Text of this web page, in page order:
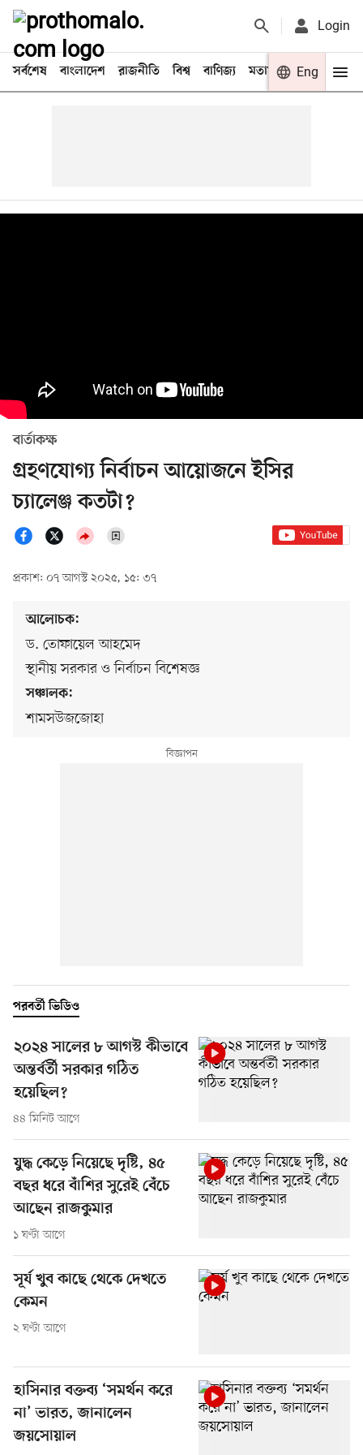
Login
সর্বশেষ বাংলাদেশ রাজনীতি বিশ্ব বাণিজ্য মতামত খেলা
Eng
বার্তাকক্ষ
গ্রহণযোগ্য নির্বাচন আয়োজনে ইসির
চ্যালেঞ্জ কতটা?
প্রকাশ: ০৭ আগস্ট ২০২৫, ১৫: ৩৭
আলোচক:
ড. তোফায়েল আহমেদ
স্থানীয় সরকার ও নির্বাচন বিশেষজ্ঞ
সঞ্চালক:
শামসউজজোহা
পরবর্তী ভিডিও
২০২৪ সালের ৮ আগস্ট কীভাবে
অন্তর্বর্তী সরকার গঠিত
হয়েছিল?
৪৪ মিনিট আগে
যুদ্ধ কেড়ে নিয়েছে দৃষ্টি, ৪৫
বছর ধরে বাঁশির সুরেই বেঁচে
আছেন রাজকুমার
১ ঘণ্টা আগে
সূর্য খুব কাছে থেকে দেখতে
কেমন
২ ঘণ্টা আগে
হাসিনার বক্তব্য ‘সমর্থন করে
না’ ভারত, জানালেন
জয়সোয়াল